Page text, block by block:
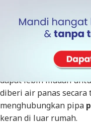
Memiliki banyak
dampak positif bagi
untuk hewan serta
dapat lebih mudah
diberi air panas secara
menghubungkan pipa
keran di luar rumah.